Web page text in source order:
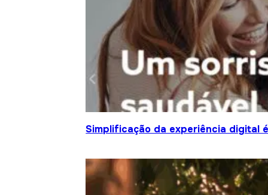
Simplificação da experiência digital